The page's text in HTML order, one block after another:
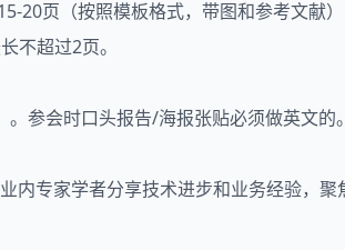
20页（按照模板格式，带图和参考文献
不超过2页。
参会时口头报告/海报张贴必须做英文的。
内专家学者分享技术进步和业务经验，聚